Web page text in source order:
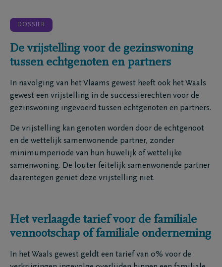
DOSSIER
De vrijstelling voor de gezinswoning
tussen echtgenoten en partners
In navolging van het Vlaams gewest heeft ook het Waals
gewest een vrijstelling in de successierechten voor de
gezinswoning ingevoerd tussen echtgenoten en partners.
De vrijstelling kan genoten worden door de echtgenoot
en de wettelijk samenwonende partner, zonder
minimumperiode van hun huwelijk of wettelijke
samenwoning. De louter feitelijk samenwonende partner
daarentegen geniet deze vrijstelling niet.
Het verlaagde tarief voor de familiale
vennootschap of familiale onderneming
In het Waals gewest geldt een tarief van 0% voor de